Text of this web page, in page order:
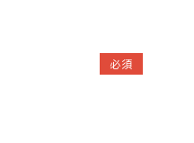
必須